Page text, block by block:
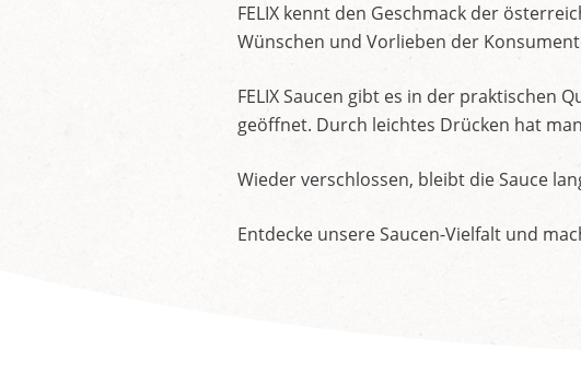
FELIX kennt den Geschmack der
Wünschen und Vorlieben der
FELIX Saucen gibt es in der praktischen
geöffnet. Durch leichtes Drücken hat
Wieder verschlossen, bleibt die Sauce
Entdecke unsere Saucen-Vielfalt und